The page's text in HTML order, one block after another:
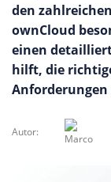
den
ownCloud
einen
hilft, die
Autor: